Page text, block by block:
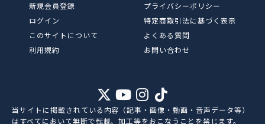
新規会員登録
ログイン
このサイトについて
利用規約
プライバシーポリシー
特定商取引法に基づく表示
よくある質問
お問い合わせ
当サイトに掲載されている内容（記事・画像・動画・音声データ等）
はすべてにおいて無断で転載、加工等をおこなうことを禁じます。